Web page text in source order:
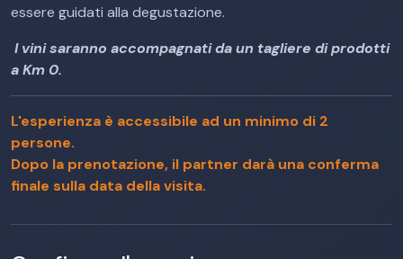
essere guidati alla degustazione.
I vini saranno accompagnati da un tagliere di prodotti
a Km 0.
L'esperienza è accessibile ad un minimo di 2
persone.
Dopo la prenotazione, il partner darà una conferma
finale sulla data della visita.